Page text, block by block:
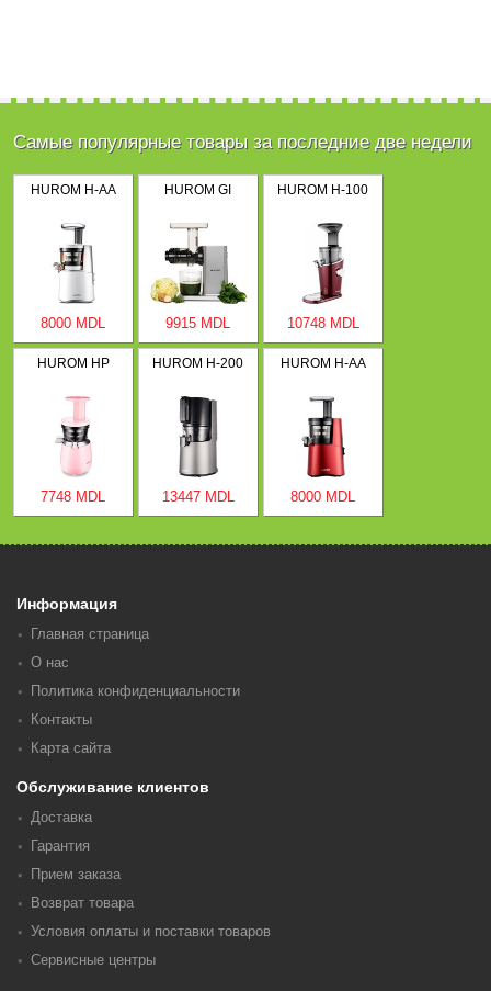
Самые популярные товары за последние две недели
HUROM H-AA
8000 MDL
HUROM GI
9915 MDL
HUROM H-100
10748 MDL
HUROM HP
7748 MDL
HUROM H-200
13447 MDL
HUROM H-AA
8000 MDL
Информация
Главная страница
О нас
Политика конфиденциальности
Контакты
Карта сайта
Обслуживание клиентов
Доставка
Гарантия
Прием заказа
Возврат товара
Условия оплаты и поставки товаров
Сервисные центры